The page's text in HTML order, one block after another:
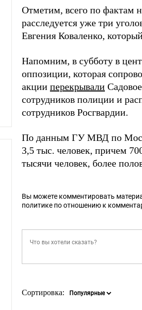
Отметим, всего по фактам
расследуется уже три
Евгения Коваленко,
Напомним, в субботу в
оппозиции, которая
акции перекрывали
сотрудников полиции и
сотрудников Росгвардии.
По данным ГУ МВД по
3,5 тыс. человек, причем
тысячи человек, более
Вы можете комментировать
политике по отношению к
Сортировка: